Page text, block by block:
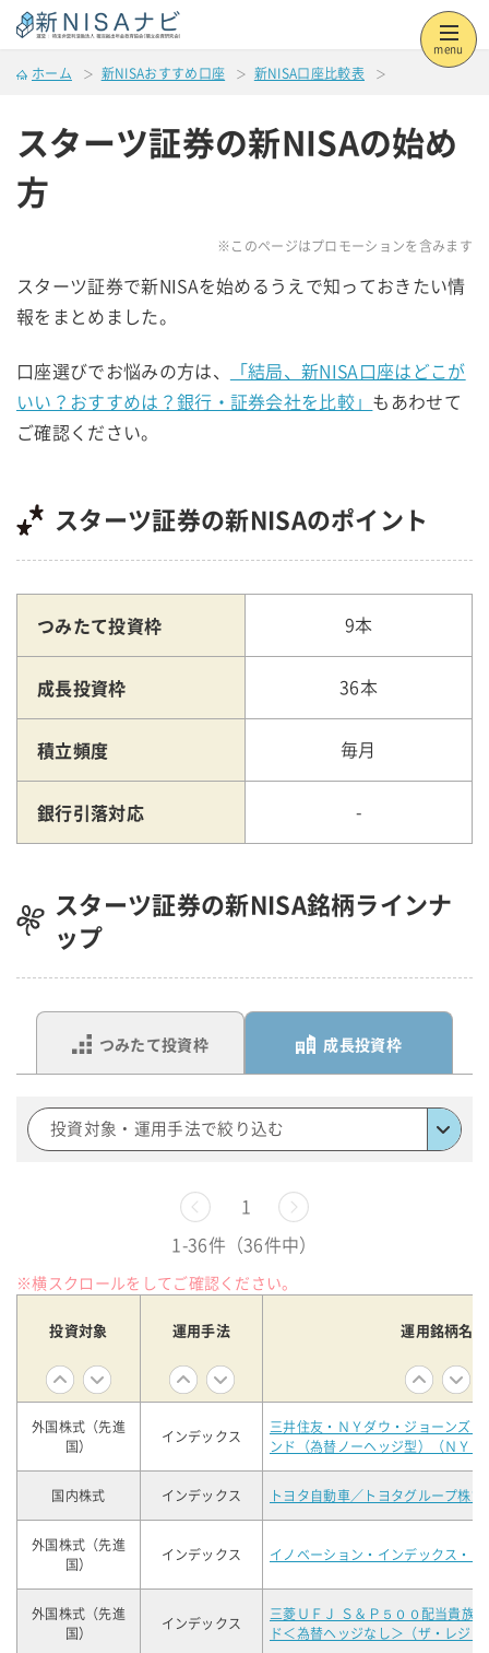
menu
ホーム 新NISAおすすめ口座 新NISA口座比較表
スターツ証券の新NISAの始め
方
※このページはプロモーションを含みます
スターツ証券で新NISAを始めるうえで知っておきたい情
報をまとめました。
口座選びでお悩みの方は、
「結局、新NISA口座はどこが
いい？おすすめは？銀行・証券会社を比較」 もあわせて
ご確認ください。
スターツ証券の新NISAのポイント
つみたて投資枠 9本
成長投資枠 36本
積立頻度 毎月
銀行引落対応 -
スターツ証券の新NISA銘柄ラインナ
ップ
つみたて投資枠 成長投資枠
投資対象・運用手法で絞り込む
前へ1次へ
1-36件（36件中）
※横スクロールをしてご確認ください。
投資対象 運用手法 運用銘柄名
外国株式（先進
国）
インデックス
三井住友・ＮＹダウ・ジョーンズ
ンド（為替ノーヘッジ型）（ＮＹド
国内株式 インデックス トヨタ自動車／トヨタグループ株式
外国株式（先進
国）
インデックス イノベーション・インデックス・Ａ
外国株式（先進
国）
インデックス
三菱ＵＦＪ Ｓ＆Ｐ５００配当貴族
ド＜為替ヘッジなし＞（ザ・レジェ